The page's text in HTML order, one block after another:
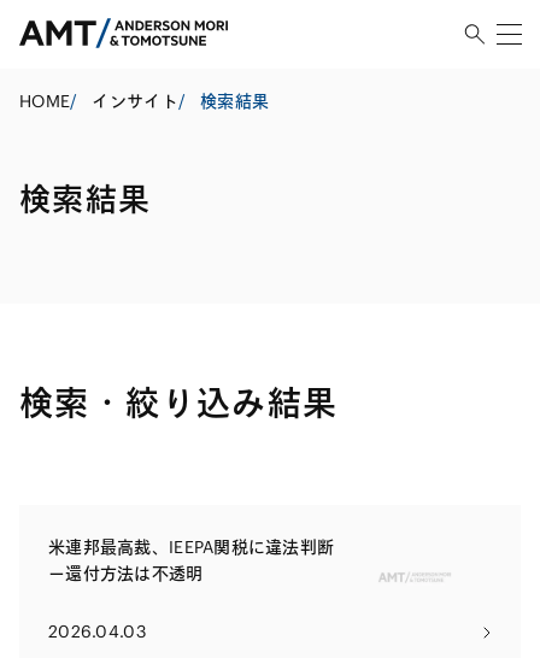
HOME/ インサイト/ 検索結果
検索結果
検索・絞り込み結果
米連邦最高裁、IEEPA関税に違法判断
ー還付方法は不透明
2026.04.03